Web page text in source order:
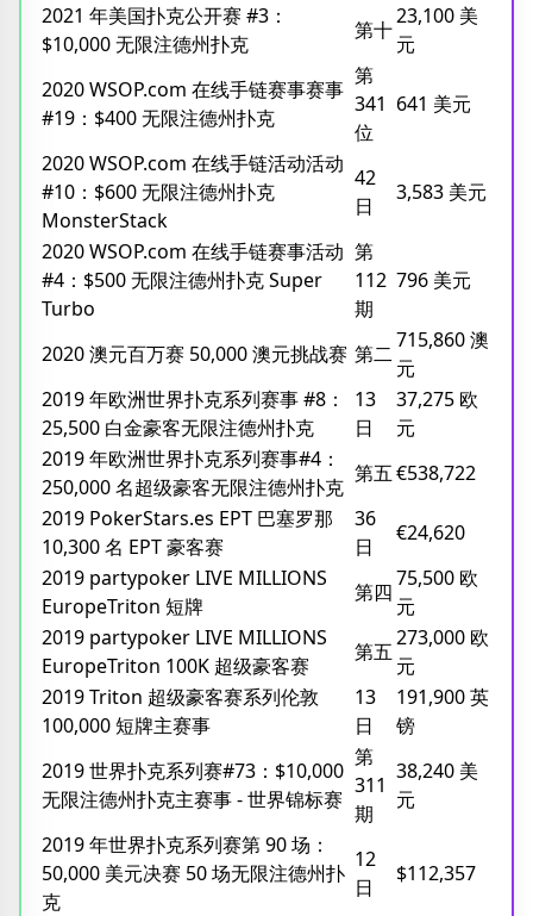
2021 年美国扑克公开赛 #3：
$10,000 无限注德州扑克
第十
23,100 美
元
2020 WSOP.com 在线手链赛事赛事
#19：$400 无限注德州扑克
第
341
位
641 美元
2020 WSOP.com 在线手链活动活动
#10：$600 无限注德州扑克
MonsterStack
42
日
3,583 美元
2020 WSOP.com 在线手链赛事活动
#4：$500 无限注德州扑克 Super
Turbo
第
112
期
796 美元
2020 澳元百万赛 50,000 澳元挑战赛 第二
715,860 澳
元
2019 年欧洲世界扑克系列赛事 #8：
25,500 白金豪客无限注德州扑克
13
日
37,275 欧
元
2019 年欧洲世界扑克系列赛事#4：
250,000 名超级豪客无限注德州扑克
第五€538,722
2019 PokerStars.es EPT 巴塞罗那
10,300 名 EPT 豪客赛
36
日
€24,620
2019 partypoker LIVE MILLIONS
EuropeTriton 短牌
第四
75,500 欧
元
2019 partypoker LIVE MILLIONS
EuropeTriton 100K 超级豪客赛
第五
273,000 欧
元
2019 Triton 超级豪客赛系列伦敦
100,000 短牌主赛事
13
日
191,900 英
镑
2019 世界扑克系列赛#73：$10,000
无限注德州扑克主赛事 - 世界锦标赛
第
311
期
38,240 美
元
2019 年世界扑克系列赛第 90 场：
50,000 美元决赛 50 场无限注德州扑
克
12
日
$112,357